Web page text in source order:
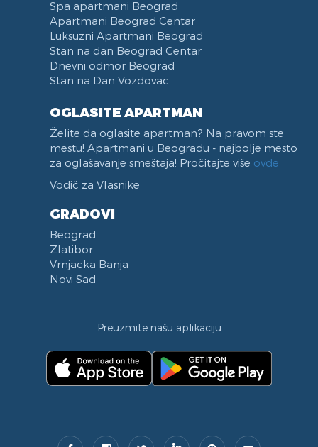
Spa apartmani Beograd
Apartmani Beograd Centar
Luksuzni Apartmani Beograd
Stan na dan Beograd Centar
Dnevni odmor Beograd
Stan na Dan Vozdovac
OGLASITE APARTMAN
Želite da oglasite apartman? Na pravom ste
mestu! Apartmani u Beogradu - najbolje mesto
za oglašavanje smeštaja! Pročitajte više ovde
Vodič za Vlasnike
GRADOVI
Beograd
Zlatibor
Vrnjacka Banja
Novi Sad
Preuzmite našu aplikaciju